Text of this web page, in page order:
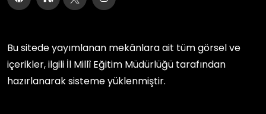
Bu sitede yayımlanan mekânlara ait tüm görsel ve
içerikler, ilgili İl Millî Eğitim Müdürlüğü tarafından
hazırlanarak sisteme yüklenmiştir.